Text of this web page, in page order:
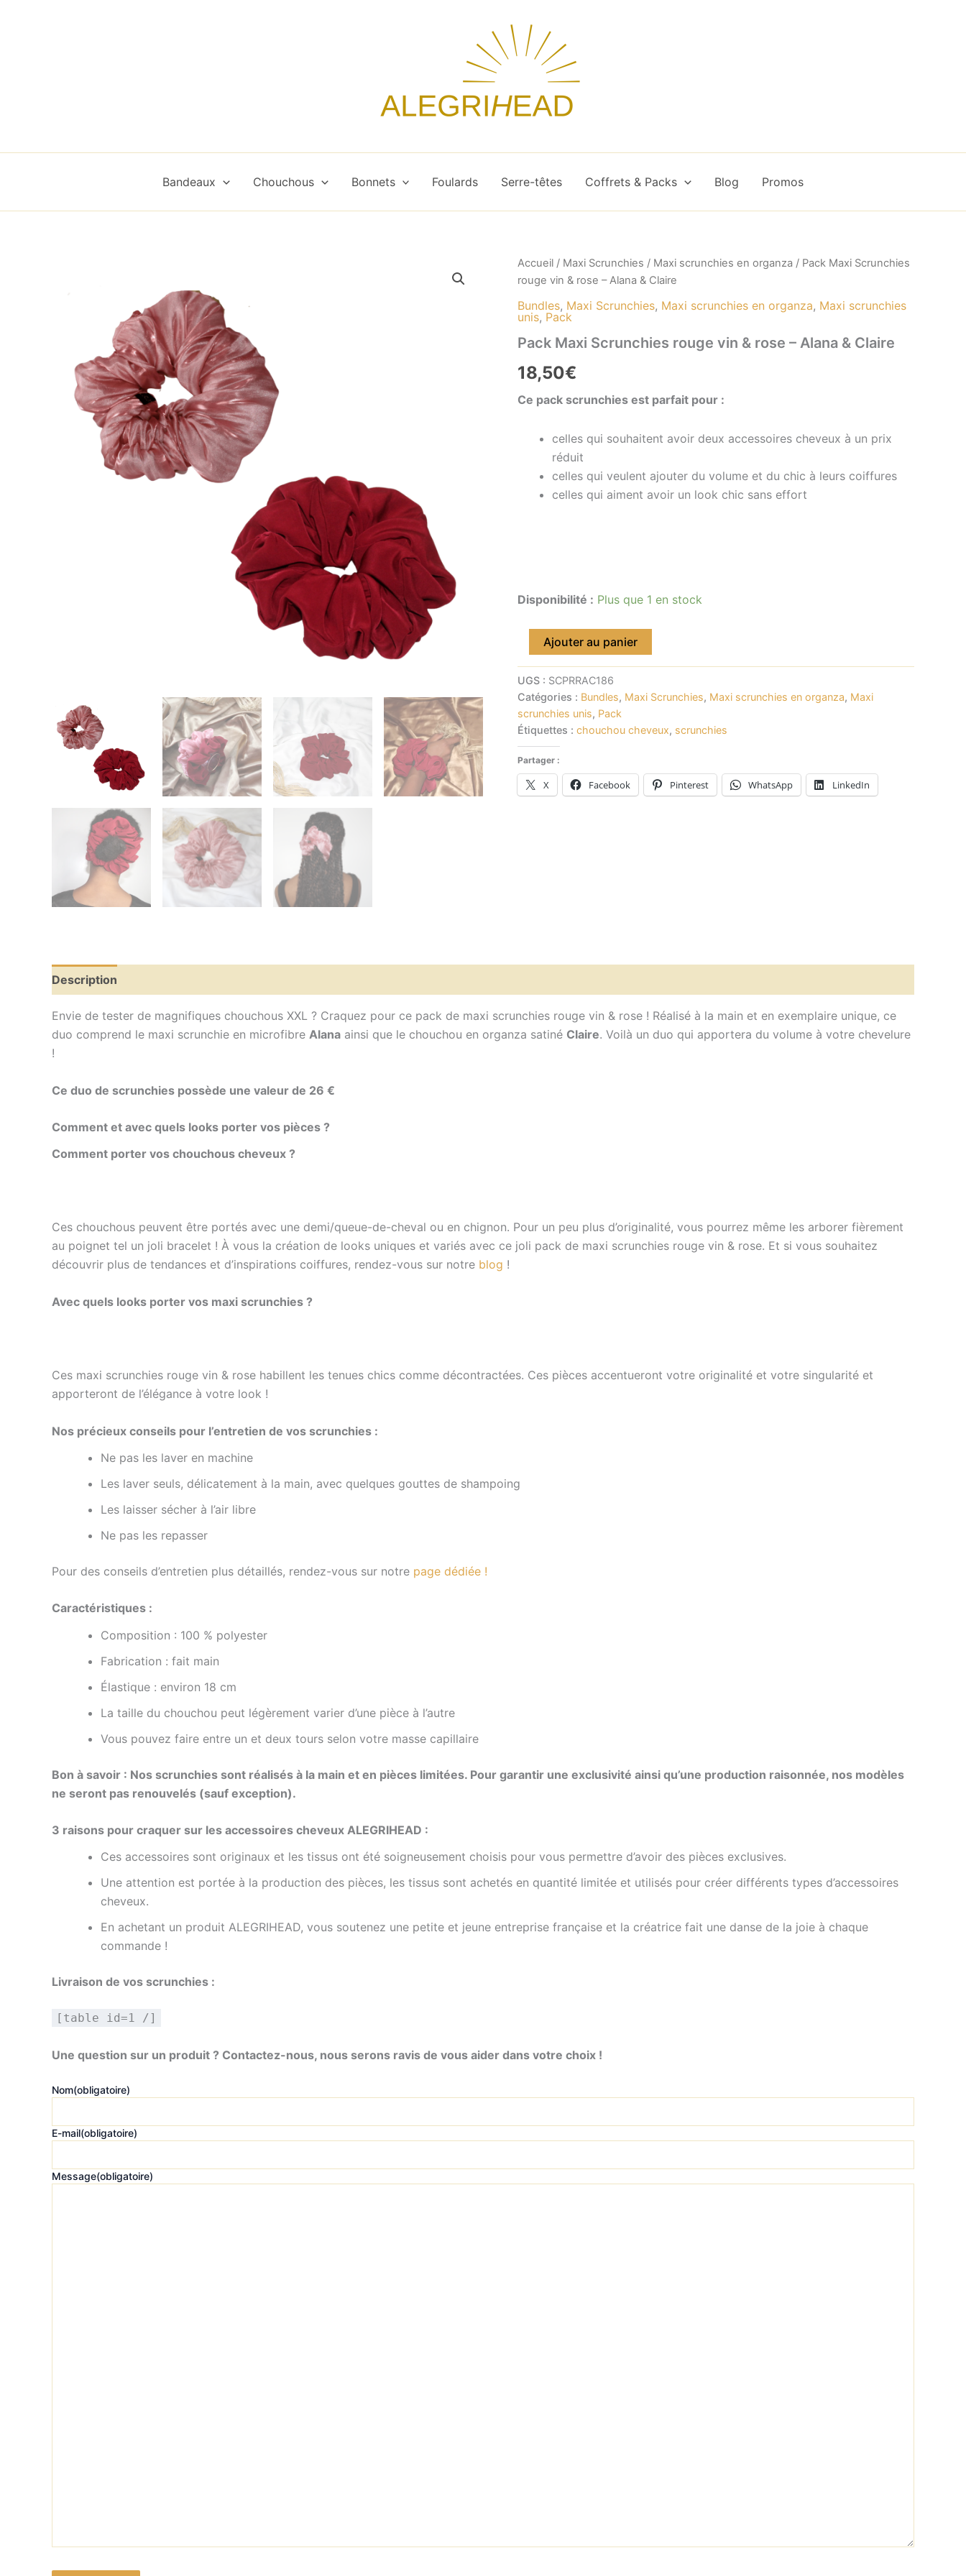
Bandeaux Chouchous Bonnets Foulards Serre-têtes Coffrets & Packs Blog Promos
Accueil / Maxi Scrunchies / Maxi scrunchies en organza / Pack Maxi Scrunchies
rouge vin & rose – Alana & Claire
Bundles, Maxi Scrunchies, Maxi scrunchies en organza, Maxi scrunchies
unis, Pack
Pack Maxi Scrunchies rouge vin & rose – Alana & Claire
18,50€
Ce pack scrunchies est parfait pour :
celles qui souhaitent avoir deux accessoires cheveux à un prix
réduit
celles qui veulent ajouter du volume et du chic à leurs coiffures
celles qui aiment avoir un look chic sans effort
Disponibilité : Plus que 1 en stock
quantité
Pack
Maxi
Scrunchies
vin
rose
Alana
Ajouter au panier
UGS : SCPRRAC186
Catégories : Bundles, Maxi Scrunchies, Maxi scrunchies en organza, Maxi
scrunchies unis, Pack
Étiquettes : chouchou cheveux, scrunchies
Partager :
X Facebook Pinterest WhatsApp LinkedIn
Description
Envie de tester de magnifiques chouchous XXL ? Craquez pour ce pack de maxi scrunchies rouge vin & rose ! Réalisé à la main et en exemplaire unique, ce
duo comprend le maxi scrunchie en microfibre Alana ainsi que le chouchou en organza satiné Claire. Voilà un duo qui apportera du volume à votre chevelure
!
Ce duo de scrunchies possède une valeur de 26 €
Comment et avec quels looks porter vos pièces ?
Comment porter vos chouchous cheveux ?
Ces chouchous peuvent être portés avec une demi/queue-de-cheval ou en chignon. Pour un peu plus d’originalité, vous pourrez même les arborer fièrement
au poignet tel un joli bracelet ! À vous la création de looks uniques et variés avec ce joli pack de maxi scrunchies rouge vin & rose. Et si vous souhaitez
découvrir plus de tendances et d’inspirations coiffures, rendez-vous sur notre blog !
Avec quels looks porter vos maxi scrunchies ?
Ces maxi scrunchies rouge vin & rose habillent les tenues chics comme décontractées. Ces pièces accentueront votre originalité et votre singularité et
apporteront de l’élégance à votre look !
Nos précieux conseils pour l’entretien de vos scrunchies :
Ne pas les laver en machine
Les laver seuls, délicatement à la main, avec quelques gouttes de shampoing
Les laisser sécher à l’air libre
Ne pas les repasser
Pour des conseils d’entretien plus détaillés, rendez-vous sur notre page dédiée !
Caractéristiques :
Composition : 100 % polyester
Fabrication : fait main
Élastique : environ 18 cm
La taille du chouchou peut légèrement varier d’une pièce à l’autre
Vous pouvez faire entre un et deux tours selon votre masse capillaire
Bon à savoir : Nos scrunchies sont réalisés à la main et en pièces limitées. Pour garantir une exclusivité ainsi qu’une production raisonnée, nos modèles
ne seront pas renouvelés (sauf exception).
3 raisons pour craquer sur les accessoires cheveux ALEGRIHEAD :
Ces accessoires sont originaux et les tissus ont été soigneusement choisis pour vous permettre d’avoir des pièces exclusives.
Une attention est portée à la production des pièces, les tissus sont achetés en quantité limitée et utilisés pour créer différents types d’accessoires
cheveux.
En achetant un produit ALEGRIHEAD, vous soutenez une petite et jeune entreprise française et la créatrice fait une danse de la joie à chaque
commande !
Livraison de vos scrunchies :
[table id=1 /]
Une question sur un produit ? Contactez-nous, nous serons ravis de vous aider dans votre choix !
Nom(obligatoire)
E-mail(obligatoire)
Message(obligatoire)